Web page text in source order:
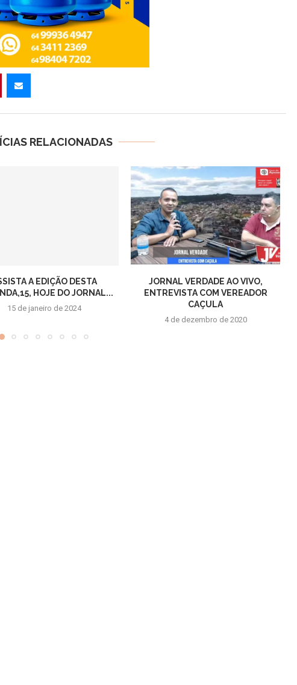
RELACIONADAS
A EDIÇÃO DESTA
HOJE DO JORNAL...
15 de janeiro de 2024
JORNAL VERDADE AO VIVO,
ENTREVISTA COM VEREADOR
CAÇULA
4 de dezembro de 2020